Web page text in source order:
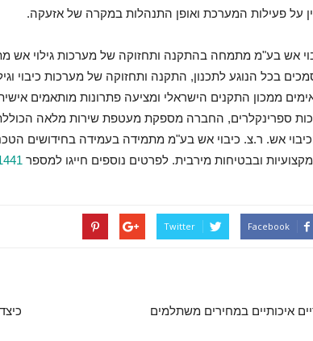
על פעילות המערכת ואופן התנהלות במקרה של אזעקה.
אש בע"מ מתמחה בהתקנה ותחזוקה של מערכות גילוי אש
בכל הנוגע לתכנון, התקנה ותחזוקה של מערכות כיבוי
ממכון התקנים הישראלי ומציעה פתרונות מותאמים
ספרינקלרים, החברה מספקת מעטפת שירות מלאה
וכיבוי אש. ר.צ. כיבוי אש בע"מ מתמידה בעמידה בחידושים
ובבטיחות מירבית. לפרטים נוספים חייגו למספר
Facebook
Twitter
איכותיים במחירים משתלמים